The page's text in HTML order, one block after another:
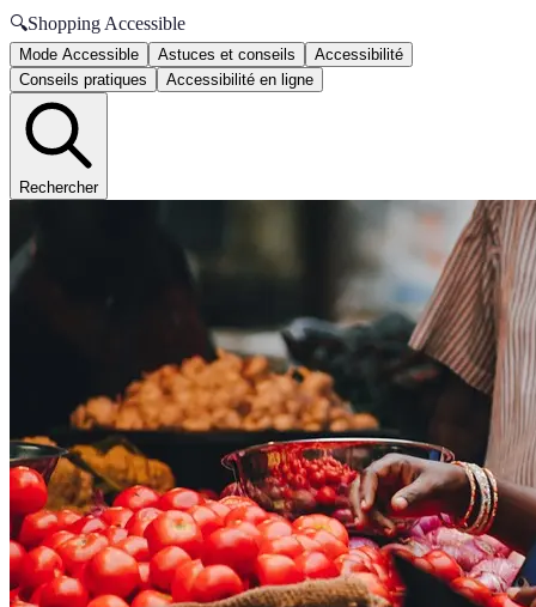
🔍Shopping Accessible
Mode Accessible Astuces et conseils
Accessibilité
Conseils pratiques
Accessibilité en ligne
Rechercher